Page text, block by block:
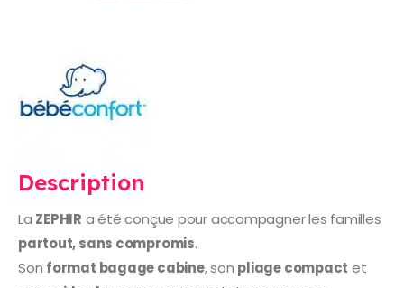
Description
La ZEPHIR a été conçue pour accompagner les familles
partout, sans compromis.
Son format bagage cabine, son pliage compact et